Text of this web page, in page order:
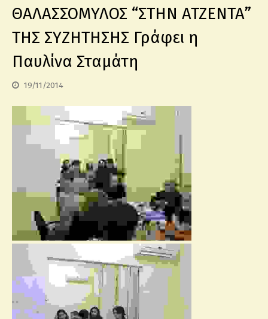
ΘΑΛΑΣΣΟΜΥΛΟΣ “ΣΤΗΝ ΑΤΖΕΝΤΑ”
ΤΗΣ ΣΥΖΗΤΗΣΗΣ Γράφει η
Παυλίνα Σταμάτη
19/11/2014